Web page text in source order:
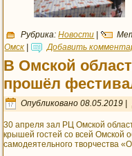
Рубрика: Новости
Омск
Добавить
В Омской
прошёл
Опубликовано 08.05.2019
30 апреля зал РЦ Омской
крышей гостей со всей Омской
самодеятельного творчества